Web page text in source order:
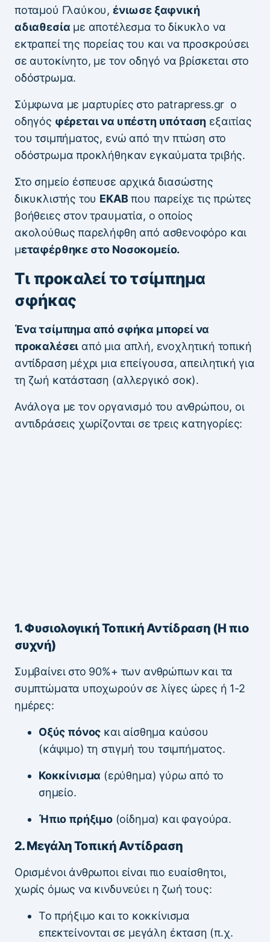
ποταμού Γλαύκου, ένιωσε ξαφνική
αδιαθεσία με αποτέλεσμα το δίκυκλο να
εκτραπεί της πορείας του και να προσκρούσει
σε αυτοκίνητο, με τον οδηγό να βρίσκεται στο
οδόστρωμα.
Σύμφωνα με μαρτυρίες στο patrapress.gr ο
οδηγός φέρεται να υπέστη υπόταση εξαιτίας
του τσιμπήματος, ενώ από την πτώση στο
οδόστρωμα προκλήθηκαν εγκαύματα τριβής.
Στο σημείο έσπευσε αρχικά διασώστης
δικυκλιστής του ΕΚΑΒπου παρείχε τις πρώτες
βοήθειες στον τραυματία, ο οποίος
ακολούθως παρελήφθη από ασθενοφόρο και
μεταφέρθηκε στο Νοσοκομείο.
Τι προκαλεί το τσίμπημα
σφήκας
Ένα τσίμπημα από σφήκα μπορεί να
προκαλέσει από μια απλή, ενοχλητική τοπική
αντίδραση μέχρι μια επείγουσα, απειλητική για
τη ζωή κατάσταση (αλλεργικό σοκ).
Ανάλογα με τον οργανισμό του ανθρώπου, οι
αντιδράσεις χωρίζονται σε τρεις κατηγορίες:
1. Φυσιολογική Τοπική Αντίδραση (Η πιο
συχνή)
Συμβαίνει στο 90%+ των ανθρώπων και τα
συμπτώματα υποχωρούν σε λίγες ώρες ή 1-2
ημέρες:
Οξύς πόνος και αίσθημα καύσου
(κάψιμο) τη στιγμή του τσιμπήματος.
Κοκκίνισμα (ερύθημα) γύρω από το
σημείο.
Ήπιο πρήξιμο(οίδημα) και φαγούρα.
2. Μεγάλη Τοπική Αντίδραση
Ορισμένοι άνθρωποι είναι πιο ευαίσθητοι,
χωρίς όμως να κινδυνεύει η ζωή τους:
Το πρήξιμο και το κοκκίνισμα
επεκτείνονται σε μεγάλη έκταση (π.χ.